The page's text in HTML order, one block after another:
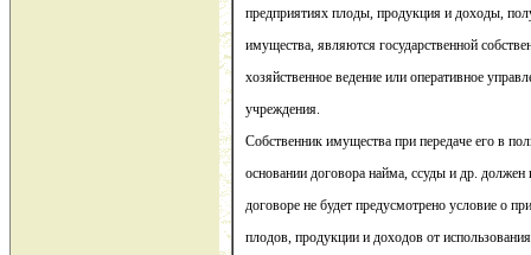
предприятиях плоды, продукция и доходы,
имущества, являются государственной
хозяйственное ведение или оперативное
учреждения.
Собственник имущества при передаче его в
основании договора найма, ссуды и др. должен
договоре не будет предусмотрено условие о
плодов, продукции и доходов от